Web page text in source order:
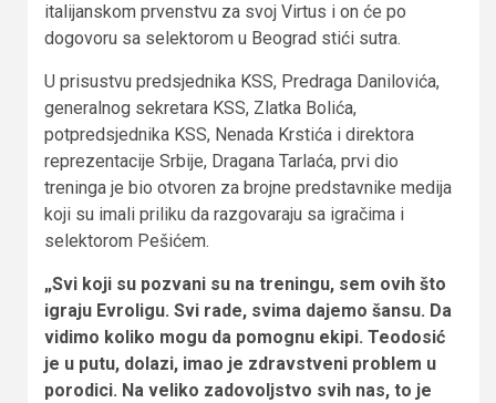
italijanskom prvenstvu za svoj Virtus i on će po
dogovoru sa selektorom u Beograd stići sutra.
U prisustvu predsjednika KSS, Predraga Danilovića,
generalnog sekretara KSS, Zlatka Bolića,
potpredsjednika KSS, Nenada Krstića i direktora
reprezentacije Srbije, Dragana Tarlaća, prvi dio
treninga je bio otvoren za brojne predstavnike medija
koji su imali priliku da razgovaraju sa igračima i
selektorom Pešićem.
„Svi koji su pozvani su na treningu, sem ovih što
igraju Evroligu. Svi rade, svima dajemo šansu. Da
vidimo koliko mogu da pomognu ekipi. Teodosić
je u putu, dolazi, imao je zdravstveni problem u
porodici. Na veliko zadovoljstvo svih nas, to je